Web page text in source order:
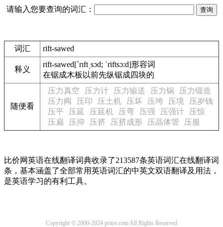
请输入您要查询的词汇：
词汇 rift-sawed
释义
rift-sawed[`rɪftˌsɔd; ˈriftsɔ:d]形容词
在锯成木板以前先纵锯成四块的
随便看
压力真空 压力计 压力输送 压力锅
压力锻造
压力阀
压印 压土机 压坏 压垮 压境
压岁钱
压平
压延 压延机 压弯 压强 压强计
压惊
压扁
压抑 压挤 压挤成形 压晶体管 压服
比价网英语在线翻译词典收录了213587条英语词汇在线翻译词
条，基本涵盖了全部常用英语词汇的中英文双语翻译及用法，
是英语学习的有利工具。
Copyright © 2000-2024 pritre.com All Rights Reserved